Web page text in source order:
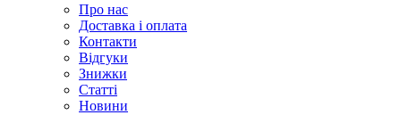
Про нас
Доставка і оплата
Контакти
Відгуки
Знижки
Статті
Новини